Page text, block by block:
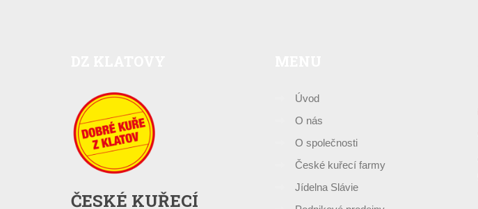
ČESKÉ KUŘECÍ
Úvod
O nás
O společnosti
České kuřecí farmy
Jídelna Slávie